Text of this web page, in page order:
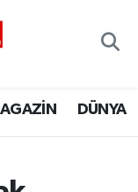
DÜNYA